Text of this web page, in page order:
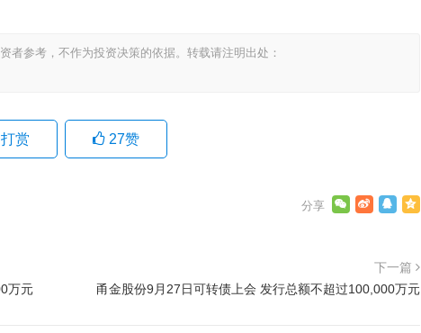
者参考，不作为投资决策的依据。转载请注明出处：
赏 27赞
万元
下一篇
甬金股份9月27日可转债上会 发行总额不超过100,000万元